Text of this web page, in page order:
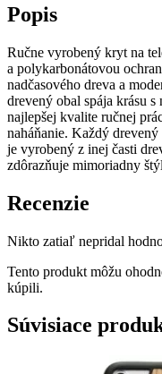
Popis
Ručne vyrobený kryt na
a polykarbonátovou
nadčasového dreva a
drevený obal spája krásu
najlepšej kvalite ručnej
naháňanie. Každý
je vyrobený z inej časti
zdôrazňuje mimoriadny
Recenzie
Nikto zatiaľ nepridal
Tento produkt môžu
kúpili.
Súvisiace